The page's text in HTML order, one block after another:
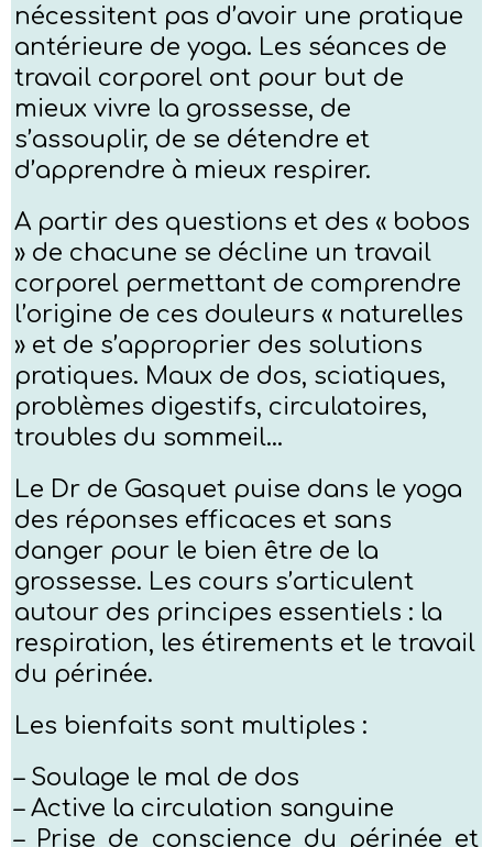
nécessitent pas d’avoir une pratique
antérieure de yoga. Les séances de
travail corporel ont pour but de
mieux vivre la grossesse, de
s’assouplir, de se détendre et
d’apprendre à mieux respirer.
A partir des questions et des « bobos
» de chacune se décline un travail
corporel permettant de comprendre
l’origine de ces douleurs « naturelles
» et de s’approprier des solutions
pratiques. Maux de dos, sciatiques,
problèmes digestifs, circulatoires,
troubles du sommeil…
Le Dr de Gasquet puise dans le yoga
des réponses efficaces et sans
danger pour le bien être de la
grossesse. Les cours s’articulent
autour des principes essentiels : la
respiration, les étirements et le travail
du périnée.
Les bienfaits sont multiples :
– Soulage le mal de dos
– Active la circulation sanguine
– Prise de conscience du périnée et